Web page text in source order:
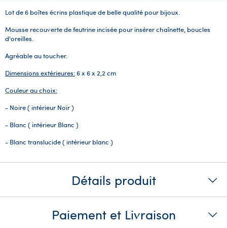
Lot de 6 boîtes écrins plastiquede belle qualité pour bijoux.
Mousse recouverte de feutrine incisée pour insérer chaînette, boucles
d'oreilles.
Agréable au toucher.
Dimensions extérieures:6 x 6 x 2,2 cm
Couleur au choix:
- Noire ( intérieur Noir )
- Blanc ( intérieur Blanc )
- Blanc translucide ( intérieur blanc )
Détails produit
Paiement et Livraison